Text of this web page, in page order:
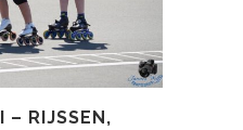
– RIJSSEN,